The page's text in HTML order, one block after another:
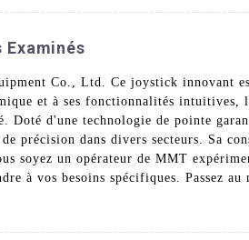
Co., Ltd. Ce joystick innovant
et à ses fonctionnalités intuitives,
d'une technologie de pointe
précision dans divers secteurs. Sa
soyez un opérateur de MMT
à vos besoins spécifiques. Passez au